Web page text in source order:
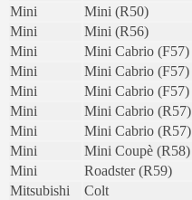
Mini
Mini (R50)
Mini
Mini (R56)
Mini
Mini Cabrio (F57)
Mini
Mini Cabrio (F57)
Mini
Mini Cabrio (F57)
Mini
Mini Cabrio (R57)
Mini
Mini Cabrio (R57)
Mini
Mini Coupè (R58)
Mini
Roadster (R59)
Mitsubishi
Colt